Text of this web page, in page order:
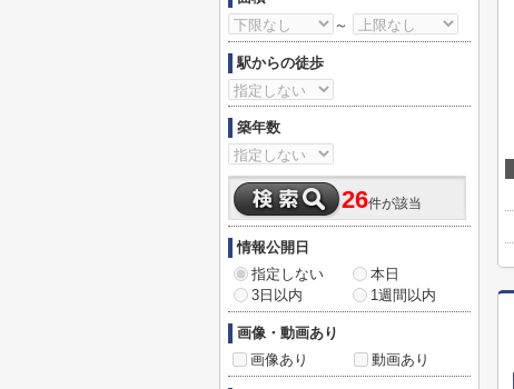
～
駅からの徒歩
築年数
26件が該当
情報公開日
指定しない
本日
3日以内
1週間以内
画像・動画あり
画像あり
動画あり